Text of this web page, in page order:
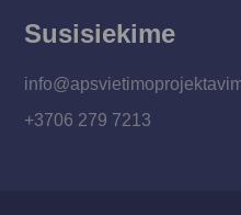
Susisiekime
+3706 279 7213